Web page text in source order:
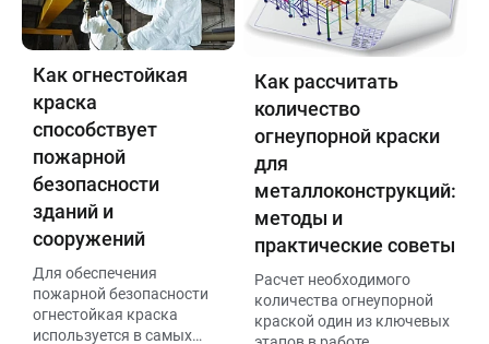
Как огнестойкая
краска
способствует
пожарной
безопасности
зданий и
сооружений
Для обеспечения
пожарной безопасности
огнестойкая краска
используется в самых
Как рассчитать
количество
огнеупорной краски
для
металлоконструкций:
методы и
практические советы
Расчет необходимого
количества огнеупорной
краской один из ключевых